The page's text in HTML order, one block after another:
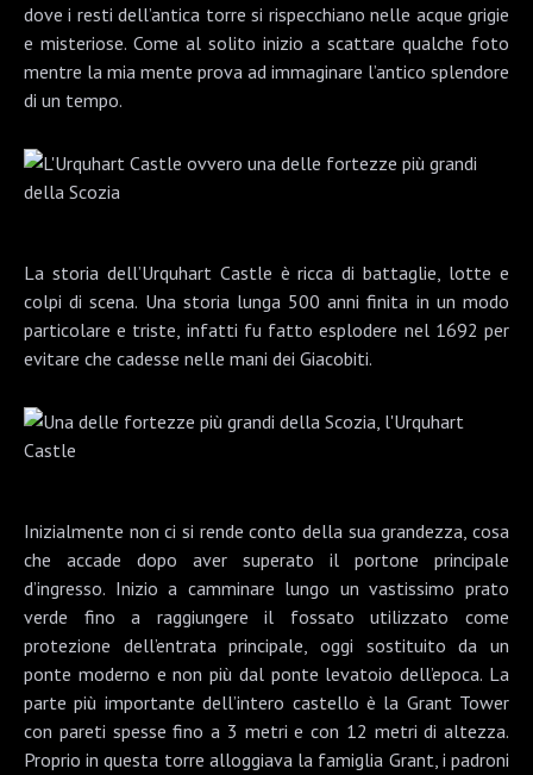
dove i resti dell’antica torre si rispecchiano nelle acque grigie
e misteriose. Come al solito inizio a scattare qualche foto
mentre la mia mente prova ad immaginare l’antico splendore
di un tempo.
La storia dell’Urquhart Castle è ricca di battaglie, lotte e
colpi di scena. Una storia lunga 500 anni finita in un modo
particolare e triste, infatti fu fatto esplodere nel 1692 per
evitare che cadesse nelle mani dei Giacobiti.
Inizialmente non ci si rende conto della sua grandezza, cosa
che accade dopo aver superato il portone principale
d’ingresso. Inizio a camminare lungo un vastissimo prato
verde fino a raggiungere il fossato utilizzato come
protezione dell’entrata principale, oggi sostituito da un
ponte moderno e non più dal ponte levatoio dell’epoca. La
parte più importante dell’intero castello è la Grant Tower
con pareti spesse fino a 3 metri e con 12 metri di altezza.
Proprio in questa torre alloggiava la famiglia Grant, i padroni